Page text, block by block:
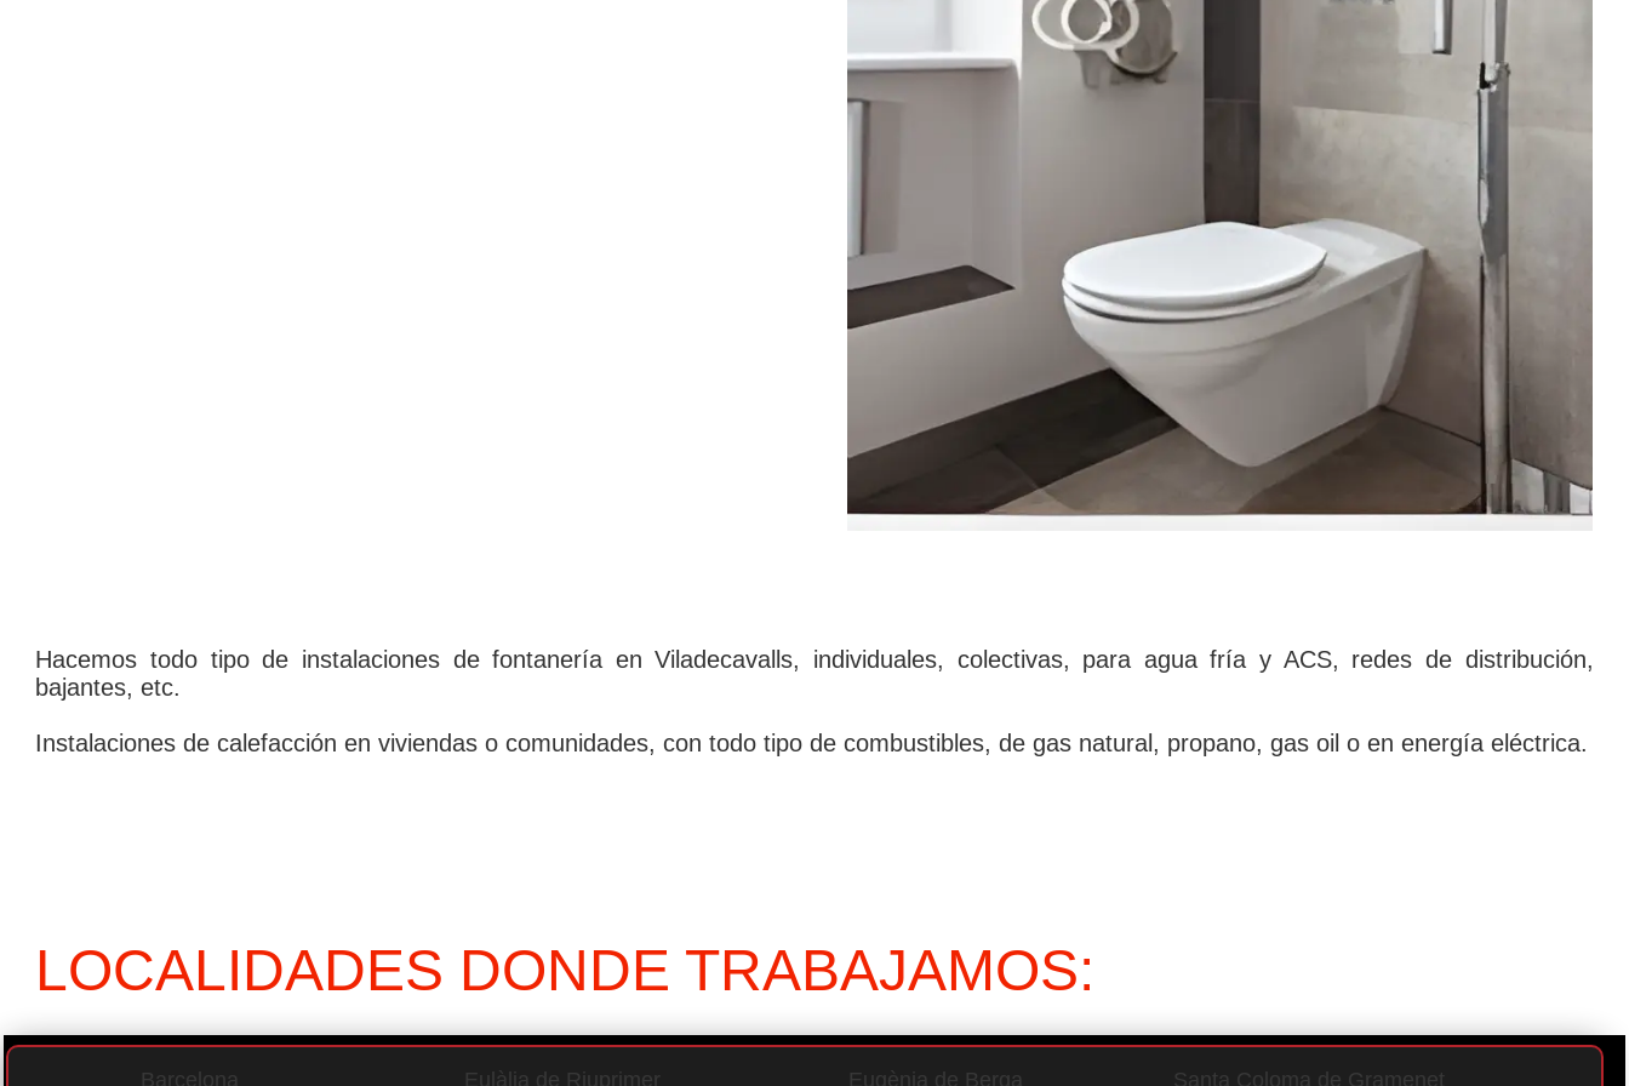
Hacemos todo tipo de instalaciones de fontanerí­a en Viladecavalls, individuales, colectivas, para agua frí­a y ACS, redes de distribución,
bajantes, etc.
Instalaciones de calefacción en viviendas o comunidades, con todo tipo de combustibles, de gas natural, propano, gas oil o en energí­a eléctrica.
LOCALIDADES DONDE TRABAJAMOS:
Barcelona Eulàlia de Riuprimer Eugènia de Berga Santa Coloma de Gramenet